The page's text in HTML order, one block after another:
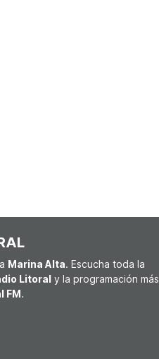
Marina Alta. Escucha toda la
Litoral y la programación más
FM.